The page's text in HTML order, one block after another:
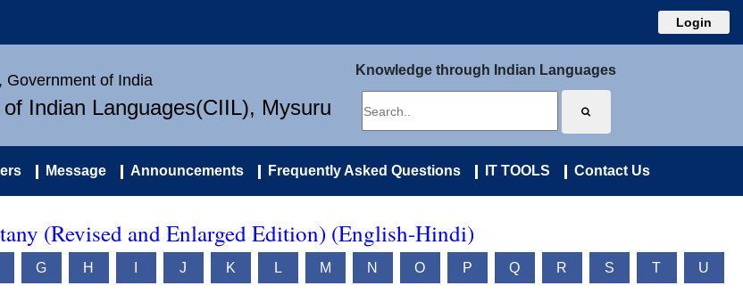
Login
Government of India
Indian Languages(CIIL), Mysuru
Knowledge through Indian Languages
Message Announcements Frequently Asked Questions IT TOOLS Contact Us
(Revised and Enlarged Edition) (English-Hindi)
G H J K L M N O P Q R S T U